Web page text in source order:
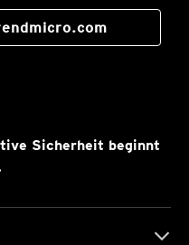
Sicherheit beginnt